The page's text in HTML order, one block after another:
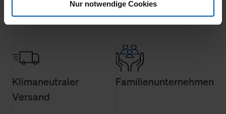
Klicken Sie auf "Alle erlauben", damit wir alle Cookies
Schaltflächen können Sie die Arten der Cookies selbst
festlegen, die Sie erlauben oder ablehnen möchten und
dies mit einem Klick auf „Auswahl erlauben“ bestätigen.
verwenden wir lediglich die erwähnten technisch
Nur notwendige Cookies
Klimaneutraler
Versand
Familienunternehmen